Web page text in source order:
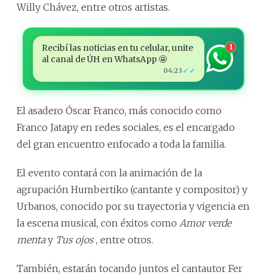
Willy Chávez, entre otros artistas.
Recibí las noticias en tu celular, unite
al canal de ÚH en WhatsApp 🤩
04:23 ✓✓
1
El asadero Óscar Franco, más conocido como
Franco Jatapy en redes sociales, es el encargado
del gran encuentro enfocado a toda la familia.
El evento contará con la animación de la
agrupación Humbertiko (cantante y compositor) y
Urbanos, conocido por su trayectoria y vigencia en
la escena musical, con éxitos como Amor verde
mentay Tus ojos, entre otros.
También, estarán tocando juntos el cantautor Fer